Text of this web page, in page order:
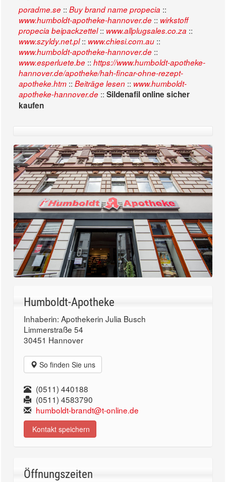
poradme.se :: Buy brand name propecia ::
www.humboldt-apotheke-hannover.de :: wirkstoff
propecia beipackzettel:: www.allplugsales.co.za ::
www.szyldy.net.pl:: www.chiesi.com.au ::
www.humboldt-apotheke-hannover.de ::
www.esperluete.be :: https://www.humboldt-apotheke-
hannover.de/apotheke/hah-fincar-ohne-rezept-
apotheke.htm :: Beiträge lesen :: www.humboldt-
apotheke-hannover.de :: Sildenafil online sicher
kaufen
Humboldt-Apotheke
Inhaberin: Apothekerin Julia Busch
Limmerstraße 54
30451 Hannover
So finden Sie uns
(0511) 440188
(0511) 4583790
humboldt-brandt@t-online.de
Kontakt speichern
Öffnungszeiten